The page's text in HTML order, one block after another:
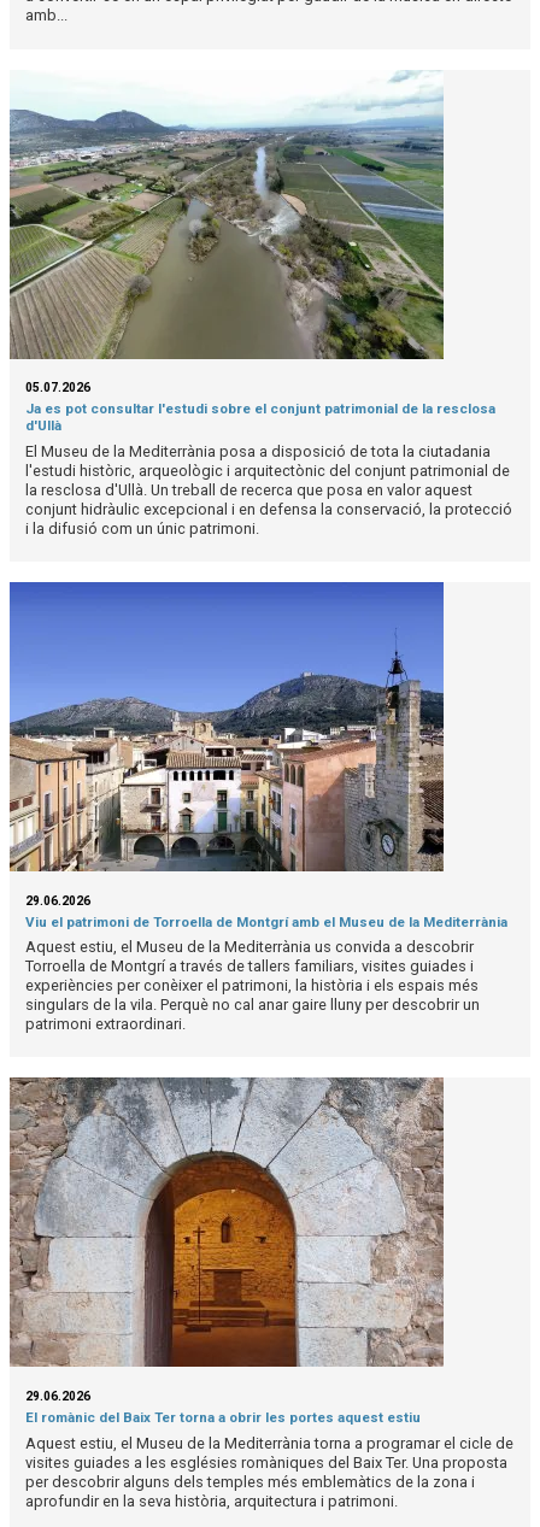
amb...
05.07.2026
Ja es pot consultar l'estudi sobre el conjunt patrimonial de la resclosa
d'Ullà
El Museu de la Mediterrània posa a disposició de tota la ciutadania
l'estudi històric, arqueològic i arquitectònic del conjunt patrimonial de
la resclosa d'Ullà. Un treball de recerca que posa en valor aquest
conjunt hidràulic excepcional i en defensa la conservació, la protecció
i la difusió com un únic patrimoni.
29.06.2026
Viu el patrimoni de Torroella de Montgrí amb el Museu de la Mediterrània
Aquest estiu, el Museu de la Mediterrània us convida a descobrir
Torroella de Montgrí a través de tallers familiars, visites guiades i
experiències per conèixer el patrimoni, la història i els espais més
singulars de la vila. Perquè no cal anar gaire lluny per descobrir un
patrimoni extraordinari.
29.06.2026
El romànic del Baix Ter torna a obrir les portes aquest estiu
Aquest estiu, el Museu de la Mediterrània torna a programar el cicle de
visites guiades a les esglésies romàniques del Baix Ter. Una proposta
per descobrir alguns dels temples més emblemàtics de la zona i
aprofundir en la seva història, arquitectura i patrimoni.